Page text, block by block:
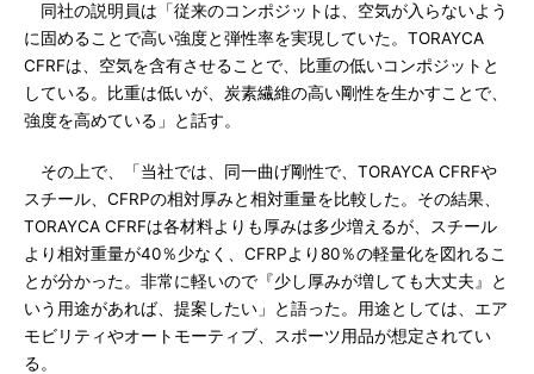
同社の説明員は「従来のコンポジットは、空気が入らないよう
に固めることで高い強度と弾性率を実現していた。TORAYCA
CFRFは、空気を含有させることで、比重の低いコンポジットと
している。比重は低いが、炭素繊維の高い剛性を生かすことで、
強度を高めている」と話す。
その上で、「当社では、同一曲げ剛性で、TORAYCA CFRFや
スチール、CFRPの相対厚みと相対重量を比較した。その結果、
TORAYCA CFRFは各材料よりも厚みは多少増えるが、スチール
より相対重量が40％少なく、CFRPより80％の軽量化を図れるこ
とが分かった。非常に軽いので『少し厚みが増しても大丈夫』と
いう用途があれば、提案したい」と語った。用途としては、エア
モビリティやオートモーティブ、スポーツ用品が想定されてい
る。